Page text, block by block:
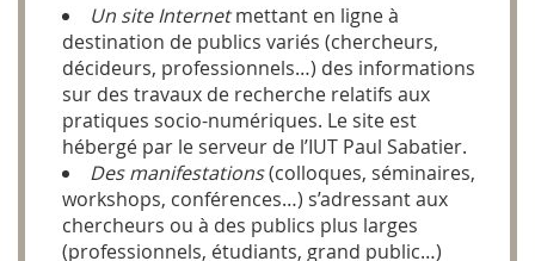
Un site Internetmettant en ligne à
destination de publics variés (chercheurs,
décideurs, professionnels…) des informations
sur des travaux de recherche relatifs aux
pratiques socio-numériques. Le site est
hébergé par le serveur de l’IUT Paul Sabatier.
Des manifestations(colloques, séminaires,
workshops, conférences…) s’adressant aux
chercheurs ou à des publics plus larges
(professionnels, étudiants, grand public…)